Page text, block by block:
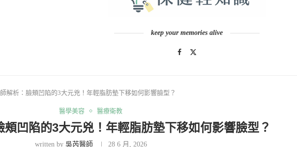
keep your memories alive
解析：臉頰凹陷的3大元兇！年輕脂肪墊下移如何影響臉型？
醫學美容 醫療衛教
頰凹陷的3大元兇！年輕脂肪墊下移如何影響臉型？
written by 吳芮醫師 28 6 月, 2026